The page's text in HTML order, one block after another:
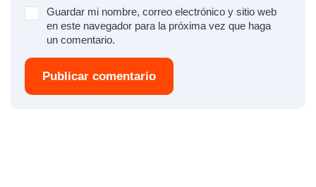
Guardar mi nombre, correo electrónico y sitio web
en este navegador para la próxima vez que haga
un comentario.
Publicar comentario